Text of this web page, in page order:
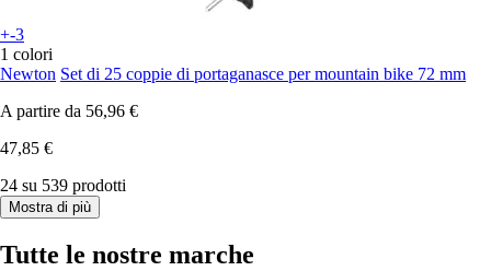
+-3
1 colori
Newton Set di 25 coppie di portaganasce per mountain bike 72 mm
A partire da 56,96 €
47,85 €
24 su 539 prodotti
Mostra di più
Tutte le nostre marche